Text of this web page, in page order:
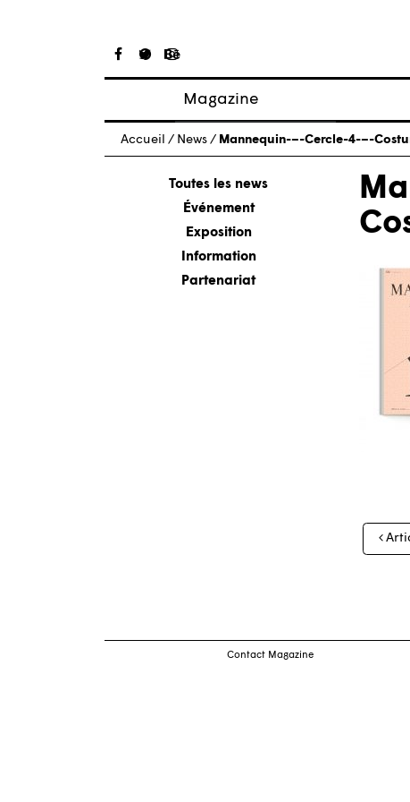
Magazine
Articles
À propos
Numéros
Accueil / News / Mannequin-–-Cercle-4-–-
Toutes les news
Événement
Exposition
Information
Partenariat
des
Contact Magazine